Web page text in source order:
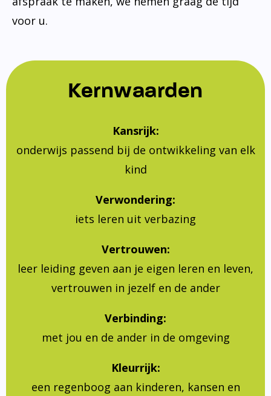
voor u.
Kernwaarden
Kansrijk:
onderwijs passend bij de ontwikkeling van elk
kind
Verwondering:
iets leren uit verbazing
Vertrouwen:
leer leiding geven aan je eigen leren en leven,
vertrouwen in jezelf en de ander
Verbinding:
met jou en de ander in de omgeving
Kleurrijk:
een regenboog aan kinderen, kansen en